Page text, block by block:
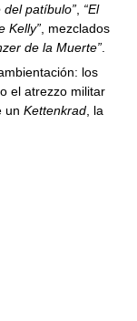
del patíbulo” “El
Kelly” , mezclados
de la Muerte”
los
el atrezzo militar
un Kettenkrad , la